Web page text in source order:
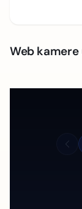
Web kamere